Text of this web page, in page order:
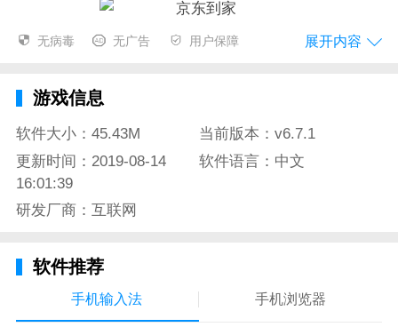
京东到家app特色
家！
附近超市的所有产品，通通两小时达！
上班的时候突然馋了？京东到家也帮你搞定！
水果，零食，蔬菜还有鲜花和外卖，随叫随到，从此不
(dao)欲(di)，北京地区的小伙伴们快来吧！
无病毒 无广告 用户保障 展开内容
游戏信息
软件大小：45.43M
当前版本：v6.7.1
更新时间：2019-08-14
16:01:39
软件语言：中文
研发厂商：互联网
软件推荐
手机输入法 手机浏览器